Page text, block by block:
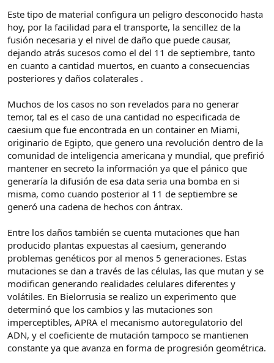
Este tipo de material configura un peligro desconocido hasta
hoy, por la facilidad para el transporte, la sencillez de la
fusión necesaria y el nivel de daño que puede causar,
dejando atrás sucesos como el del 11 de septiembre, tanto
en cuanto a cantidad muertos, en cuanto a consecuencias
posteriores y daños colaterales .
Muchos de los casos no son revelados para no generar
temor, tal es el caso de una cantidad no especificada de
caesium que fue encontrada en un container en Miami,
originario de Egipto, que genero una revolución dentro de la
comunidad de inteligencia americana y mundial, que prefirió
mantener en secreto la información ya que el pánico que
generaría la difusión de esa data seria una bomba en si
misma, como cuando posterior al 11 de septiembre se
generó una cadena de hechos con ántrax.
Entre los daños también se cuenta mutaciones que han
producido plantas expuestas al caesium, generando
problemas genéticos por al menos 5 generaciones. Estas
mutaciones se dan a través de las células, las que mutan y se
modifican generando realidades celulares diferentes y
volátiles. En Bielorrusia se realizo un experimento que
determinó que los cambios y las mutaciones son
imperceptibles, APRA el mecanismo autoregulatorio del
ADN, y el coeficiente de mutación tampoco se mantienen
constante ya que avanza en forma de progresión geométrica.